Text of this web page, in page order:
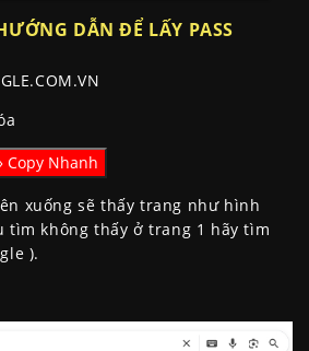
DẪN ĐỂ LẤY PASS
xuống sẽ thấy trang như hình
tìm không thấy ở trang 1 hãy tìm
).